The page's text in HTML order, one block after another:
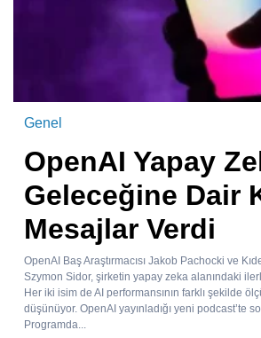
Genel
OpenAI Yapay
Geleceğine Dair
Mesajlar Verdi
OpenAI Baş Araştırmacısı Jakob Pachocki ve
Szymon Sidor, şirketin yapay zeka alanındaki
Her iki isim de AI performansının farklı şekilde
düşünüyor. OpenAI yayınladığı yeni podcast’te
Programda...